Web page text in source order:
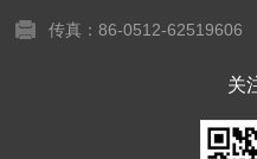
传真：86-0512-62519606
关